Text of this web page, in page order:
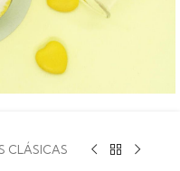
CLÁSICAS